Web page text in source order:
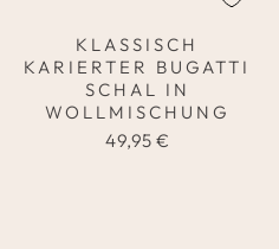
KLASSISCH
KARIERTER BUGATTI
SCHAL IN
WOLLMISCHUNG
49,95 €